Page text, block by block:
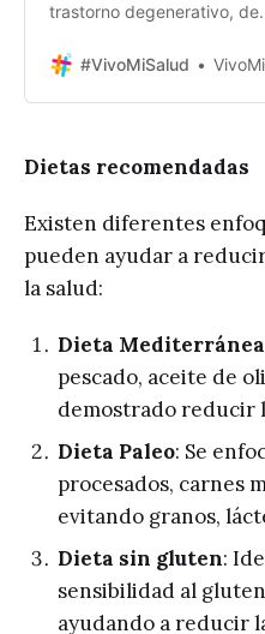
trastorno degenerativo, de
regiones específicas del
Dopamina cerebral
movimiento). Irónicamente,
caracteriza por temblores
la persona está en reposo
en reposo)
#VivoMiSalud
Dietas recomendadas
Existen diferentes
pueden ayudar a
la salud:
Dieta Mediterránea
pescado, aceite de
demostrado reducir
Dieta Paleo: Se
procesados, carnes
evitando granos,
Dieta sin gluten:
sensibilidad al
ayudando a reducir